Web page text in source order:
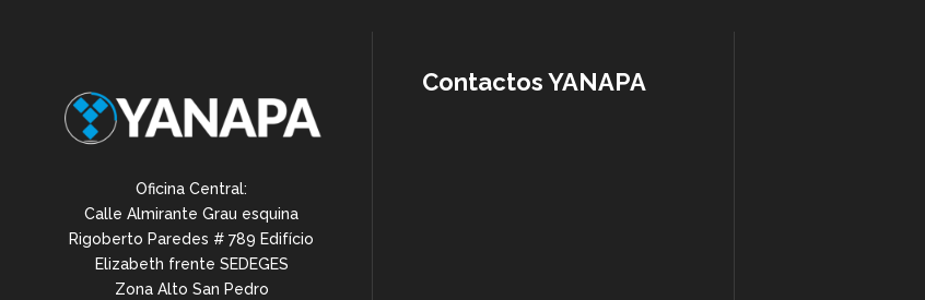
Oficina Central:
Calle Almirante Grau esquina
Rigoberto Paredes # 789 Edifício
Elizabeth frente SEDEGES
Zona Alto San Pedro
Contactos YANAPA